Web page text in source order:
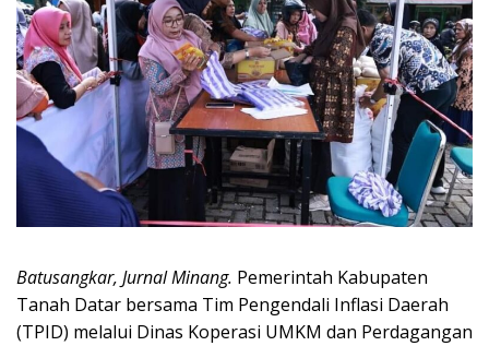
Batusangkar, Jurnal Minang. Pemerintah Kabupaten
Tanah Datar bersama Tim Pengendali Inflasi Daerah
(TPID) melalui Dinas Koperasi UMKM dan Perdagangan